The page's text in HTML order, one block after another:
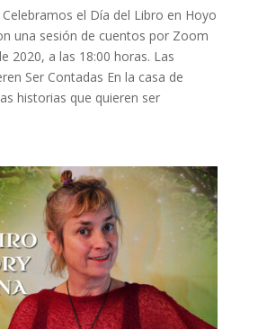
el Día del Libro en Hoyo
una sesión de cuentos por Zoom
2020, a las 18:00 horas. Las
Ser Contadas En la casa de
historias que quieren ser